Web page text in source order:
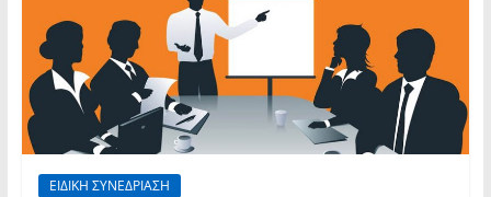
ΕΙΔΙΚΗ ΣΥΝΕΔΡΙΑΣΗ